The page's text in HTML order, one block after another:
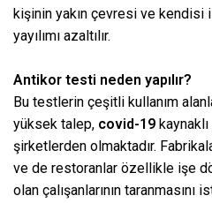
kişinin yakın çevresi ve
yayılımı azaltılır.
Antikor testi neden yapılır?
Bu testlerin çeşitli kullanım
yüksek talep, covid-19
şirketlerden olmaktadır.
ve de restoranlar özellikle işe
olan çalışanlarının taranmasını